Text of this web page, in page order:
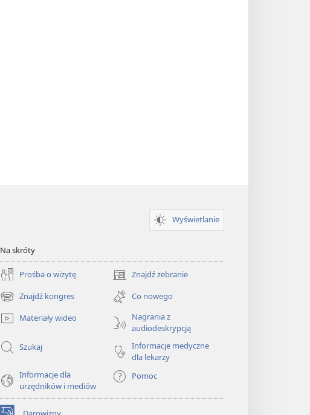
Wyświetlanie
Na skróty
Prośba o wizytę Znajdź zebranie
(opens
new
window)
Znajdź kongres
(opens
new
window)
Co nowego
Materiały wideo
Nagrania z
audiodeskrypcją
Szukaj
Informacje medyczne
dla lekarzy
Informacje dla
urzędników i mediów
Pomoc